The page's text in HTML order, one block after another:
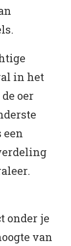
in het
oer
een
onder je
van